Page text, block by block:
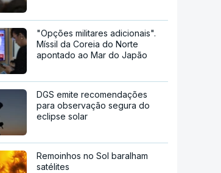
"Opções militares adicionais".
Míssil da Coreia do Norte
apontado ao Mar do Japão
DGS emite recomendações
para observação segura do
eclipse solar
Remoinhos no Sol baralham
satélites